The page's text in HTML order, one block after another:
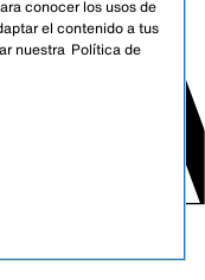
conocer los usos de
el contenido a tus
nuestra Política de